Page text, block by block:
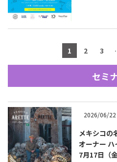
トピックス一覧
Tequila Journal SNS
1 2 3
セミ
2026/06/22
メキシコの
オーナー ハ
7月17日（